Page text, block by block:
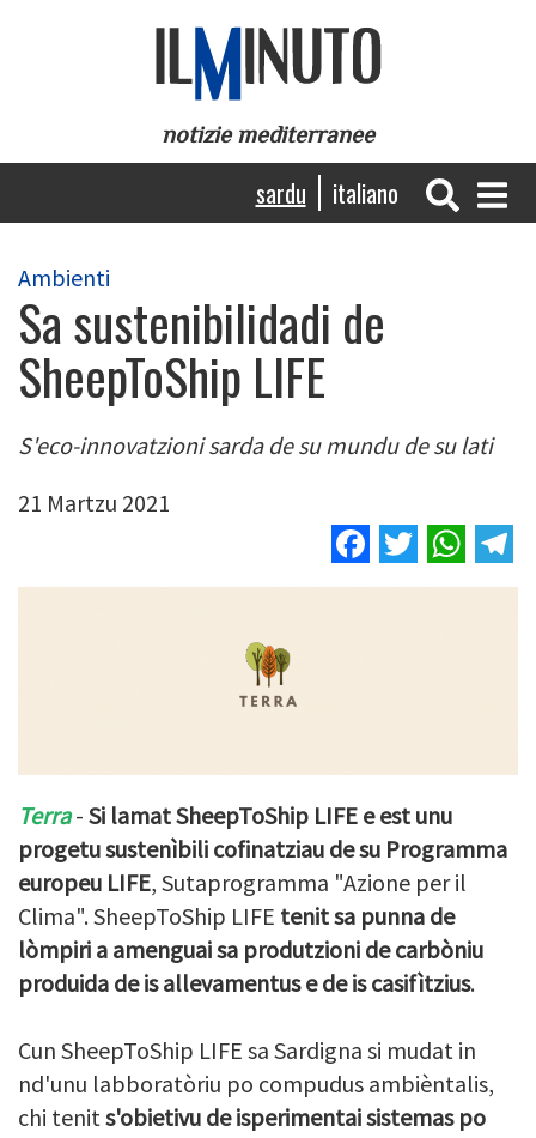
notizie mediterranee
Navigazione
principale
sardu italiano
Ambienti
Sa sustenibilidadi de
SheepToShip LIFE
S'eco-innovatzioni sarda de su mundu de su lati
21 Martzu 2021
Facebook
Twitter
Terra- Si lamat SheepToShip LIFE e est unu
progetu sustenìbili cofinatziau de su Programma
europeu LIFE, Sutaprogramma "Azione per il
Clima". SheepToShip LIFE tenit sa punna de
lòmpiri a amenguai sa produtzioni de carbòniu
produida de is allevamentus e de is casifìtzius.
Cun SheepToShip LIFE sa Sardigna si mudat in
nd'unu labboratòriu po compudus ambièntalis,
chi tenit s'obietivu de isperimentai sistemas po